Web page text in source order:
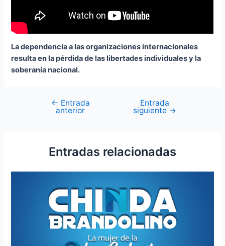
La dependencia a las organizaciones internacionales
resulta en la pérdida de las libertades individuales y la
soberanía nacional.
← Entrada
anterior
Entrada
siguiente →
Entradas relacionadas